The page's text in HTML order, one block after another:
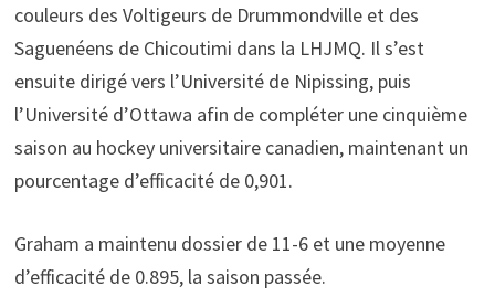
couleurs des Voltigeurs de Drummondville et des
Saguenéens de Chicoutimi dans la LHJMQ. Il s’est
ensuite dirigé vers l’Université de Nipissing, puis
l’Université d’Ottawa afin de compléter une cinquième
saison au hockey universitaire canadien, maintenant un
pourcentage d’efficacité de 0,901.
Graham a maintenu dossier de 11-6 et une moyenne
d’efficacité de 0.895, la saison passée.